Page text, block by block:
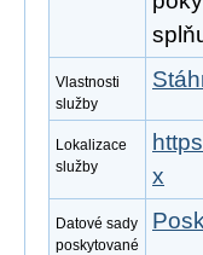
Vlastnosti
služby
Lokalizace
služby
x
Datové sady
poskytované